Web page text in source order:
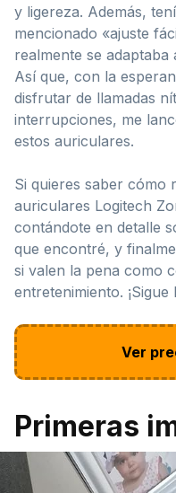
y ligereza. Además,
mencionado «ajuste
realmente se
Así que, con la
disfrutar de llamadas
interrupciones, me
estos auriculares.
Si quieres saber cómo
auriculares Logitech
contándote en detalle
que encontré, y
si valen la pena como
entretenimiento.
Ver
Primeras